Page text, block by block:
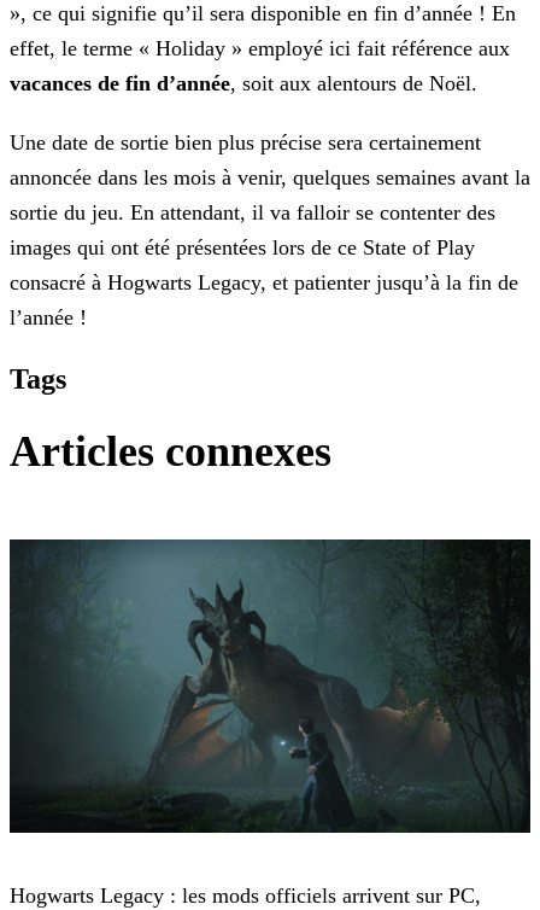
», ce qui signifie qu’il sera disponible en fin d’année ! En
effet, le terme « Holiday » employé ici fait référence aux
vacances de fin d’année, soit aux alentours de Noël.
Une date de sortie bien plus précise sera certainement
annoncée dans les mois à venir, quelques semaines avant la
sortie du jeu. En attendant, il va falloir se contenter des
images qui ont été présentées lors de ce State of Play
consacré à Hogwarts Legacy, et patienter jusqu’à la fin de
l’année !
Tags
Articles connexes
Hogwarts Legacy : les mods officiels arrivent sur PC,